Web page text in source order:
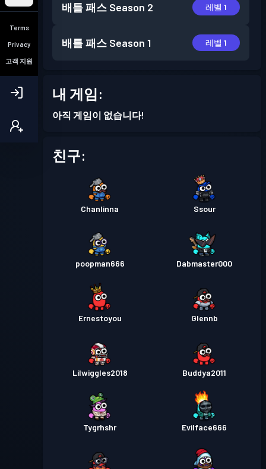
Terms
Privacy
고객 지원
배틀 패스 Season 2 레벨 1
배틀 패스 Season 1 레벨 1
내 게임:
아직 게임이 없습니다!
친구:
Chanlinna Ssour
poopman666 Dabmaster000
Ernestoyou Glennb
Lilwiggles2018 Buddya2011
Tygrhshr Evilface666